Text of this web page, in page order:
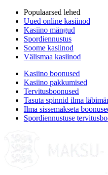
Populaarsed lehed
Uued online kasiinod
Kasiino mängud
Spordiennustus
Soome kasiinod
Välismaa kasiinod
Kasiino boonused
Kasiino pakkumised
Tervitusboonused
Tasuta spinnid ilma
Ilma sissemakseta
Spordiennustuse